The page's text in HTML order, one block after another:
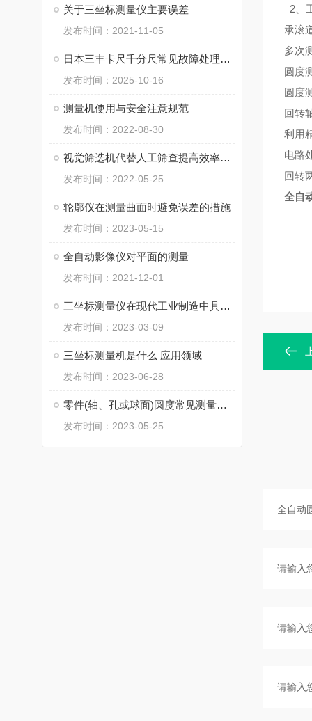
关于三坐标测量仪主要误差
发布时间：2021-11-05
日本三丰卡尺千分尺常见故障处理：卡滞、精度失准怎么修？
发布时间：2025-10-16
测量机使用与安全注意规范
发布时间：2022-08-30
视觉筛选机代替人工筛查提高效率不说，准确性也提升了！
发布时间：2022-05-25
轮廓仪在测量曲面时避免误差的措施
发布时间：2023-05-15
全自动影像仪对平面的测量
发布时间：2021-12-01
三坐标测量仪在现代工业制造中具有重要意义
发布时间：2023-03-09
三坐标测量机是什么 应用领域
发布时间：2023-06-28
零件(轴、孔或球面)圆度常见测量方式
发布时间：2023-05-25
2、
承滚
多次
圆度
圆度
回转
利用
电路
回转
全自